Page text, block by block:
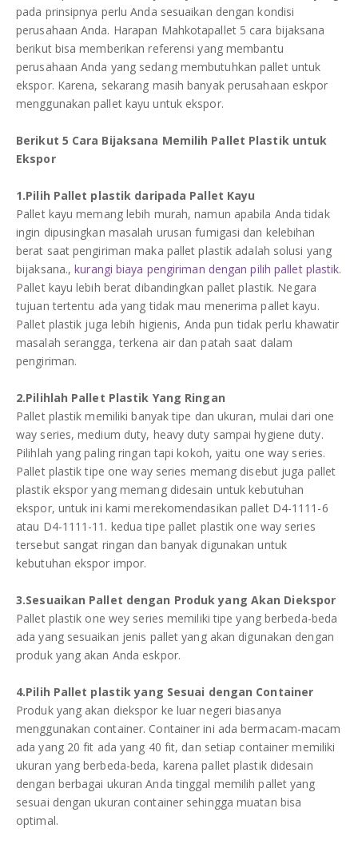
pada prinsipnya perlu Anda sesuaikan dengan kondisi
perusahaan Anda. Harapan Mahkotapallet 5 cara bijaksana
berikut bisa memberikan referensi yang membantu
perusahaan Anda yang sedang membutuhkan pallet untuk
ekspor. Karena, sekarang masih banyak perusahaan eskpor
menggunakan pallet kayu untuk ekspor.
Berikut 5 Cara Bijaksana Memilih Pallet Plastik untuk
Ekspor
1.Pilih Pallet plastik daripada Pallet Kayu
Pallet kayu memang lebih murah, namun apabila Anda tidak
ingin dipusingkan masalah urusan fumigasi dan kelebihan
berat saat pengiriman maka pallet plastik adalah solusi yang
bijaksana.,kurangi biaya pengiriman dengan pilih pallet plastik.
Pallet kayu lebih berat dibandingkan pallet plastik. Negara
tujuan tertentu ada yang tidak mau menerima pallet kayu.
Pallet plastik juga lebih higienis, Anda pun tidak perlu khawatir
masalah serangga, terkena air dan patah saat dalam
pengiriman.
2.Pilihlah Pallet Plastik Yang Ringan
Pallet plastik memiliki banyak tipe dan ukuran, mulai dari one
way series, medium duty, heavy duty sampai hygiene duty.
Pilihlah yang paling ringan tapi kokoh, yaitu one way series.
Pallet plastik tipe one way series memang disebut juga pallet
plastik ekspor yang memang didesain untuk kebutuhan
ekspor, untuk ini kami merekomendasikan pallet D4-1111-6
atau D4-1111-11. kedua tipe pallet plastik one way series
tersebut sangat ringan dan banyak digunakan untuk
kebutuhan ekspor impor.
3.Sesuaikan Pallet dengan Produk yang Akan Diekspor
Pallet plastik one wey series memiliki tipe yang berbeda-beda
ada yang sesuaikan jenis pallet yang akan digunakan dengan
produk yang akan Anda eskpor.
4.Pilih Pallet plastik yang Sesuai dengan Container
Produk yang akan diekspor ke luar negeri biasanya
menggunakan container. Container ini ada bermacam-macam
ada yang 20 fit ada yang 40 fit, dan setiap container memiliki
ukuran yang berbeda-beda, karena pallet plastik didesain
dengan berbagai ukuran Anda tinggal memilih pallet yang
sesuai dengan ukuran container sehingga muatan bisa
optimal.